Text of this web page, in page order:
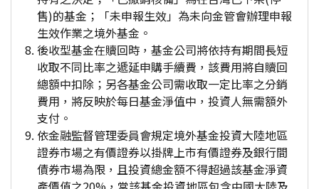
售)的基金；「未申報生效」為未向金管會辦理申報
生效作業之境外基金。
後收型基金在贖回時，基金公司將依持有期間長短
收取不同比率之遞延申購手續費，該費用將自贖回
總額中扣除；另各基金公司需收取一定比率之分銷
費用，將反映於每日基金淨值中，投資人無需額外
支付。
依金融監督管理委員會規定境外基金投資大陸地區
證券市場之有價證券以掛牌上市有價證券及銀行間
債券市場為限，且投資總金額不得超過該基金淨資